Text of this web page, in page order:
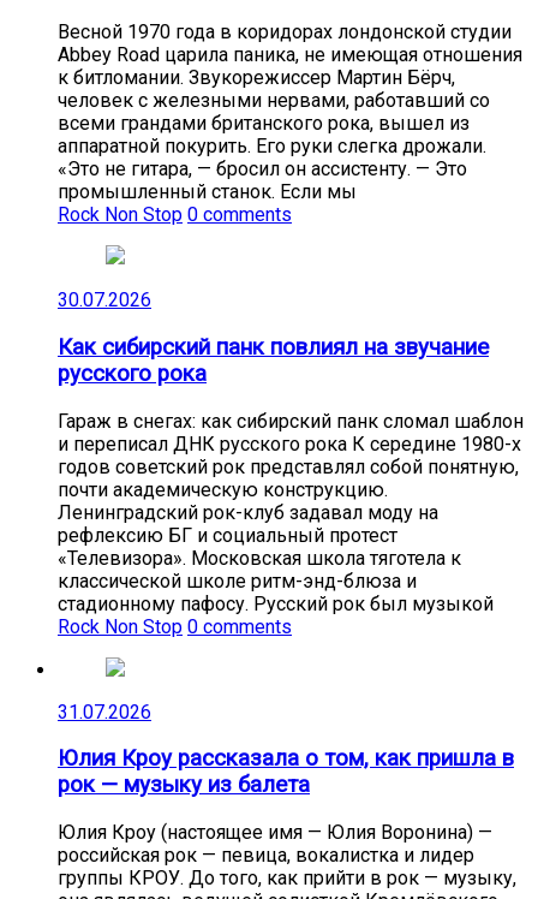
Весной 1970 года в коридорах лондонской студии
Abbey Road царила паника, не имеющая отношения
к битломании. Звукорежиссер Мартин Бёрч,
человек с железными нервами, работавший со
всеми грандами британского рока, вышел из
аппаратной покурить. Его руки слегка дрожали.
«Это не гитара, — бросил он ассистенту. — Это
промышленный станок. Если мы
Rock Non Stop 0 comments
30.07.2026
Как сибирский панк повлиял на звучание
русского рока
Гараж в снегах: как сибирский панк сломал шаблон
и переписал ДНК русского рока К середине 1980-х
годов советский рок представлял собой понятную,
почти академическую конструкцию.
Ленинградский рок-клуб задавал моду на
рефлексию БГ и социальный протест
«Телевизора». Московская школа тяготела к
классической школе ритм-энд-блюза и
стадионному пафосу. Русский рок был музыкой
Rock Non Stop 0 comments
31.07.2026
Юлия Кроу рассказала о том, как пришла в
рок — музыку из балета
Юлия Кроу (настоящее имя — Юлия Воронина) —
российская рок — певица, вокалистка и лидер
группы КРОУ. До того, как прийти в рок — музыку,